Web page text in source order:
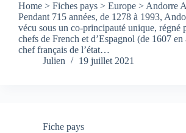
Home > Fiches pays > Europe > Andorre
Pendant 715 années, de 1278 à 1993,
vécu sous un co-principauté unique, régné
chefs de French et d’Espagnol (de 1607 en
chef français de l’état…
Julien
19 juillet 2021
Fiche pays